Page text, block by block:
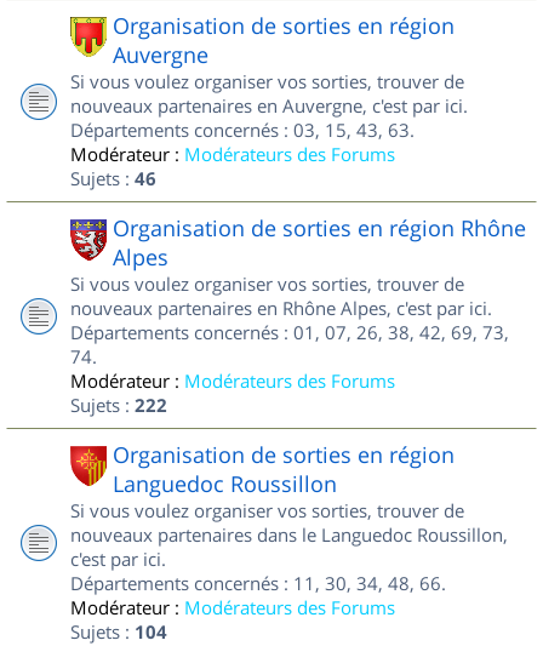
Organisation de sorties en région
Auvergne
Si vous voulez organiser vos sorties, trouver de
nouveaux partenaires en Auvergne, c'est par ici.
Départements concernés : 03, 15, 43, 63.
Modérateur : Modérateurs des Forums
Sujets : 46
Organisation de sorties en région Rhône
Alpes
Si vous voulez organiser vos sorties, trouver de
nouveaux partenaires en Rhône Alpes, c'est par ici.
Départements concernés : 01, 07, 26, 38, 42, 69, 73,
74.
Modérateur : Modérateurs des Forums
Sujets : 222
Organisation de sorties en région
Languedoc Roussillon
Si vous voulez organiser vos sorties, trouver de
nouveaux partenaires dans le Languedoc Roussillon,
c'est par ici.
Départements concernés : 11, 30, 34, 48, 66.
Modérateur : Modérateurs des Forums
Sujets : 104